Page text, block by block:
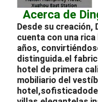
Acerca de
Desde su creación,
cuenta con una rica
años,
distinguida.el
hotel de primera
mobiliario del
hotel,sofisticado